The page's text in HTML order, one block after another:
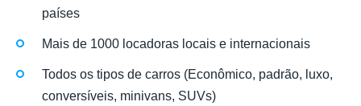
países
Mais de 1000 locadoras locais e internacionais
Todos os tipos de carros (Econômico, padrão, luxo,
conversíveis, minivans, SUVs)